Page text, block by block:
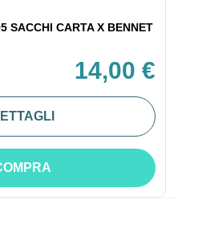
SACCHI CARTA X BENNET
14,00 €